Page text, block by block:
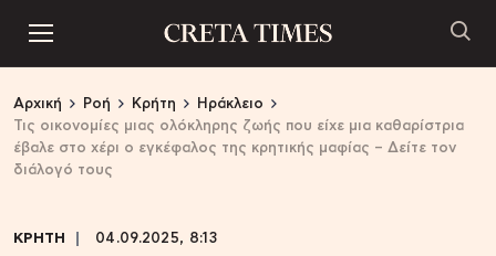
Αρχική Ροή Κρήτη
Ηράκλειο
Τις οικονομίες μιας ολόκληρης ζωής που είχε μια καθαρίστρια
έβαλε στο χέρι ο εγκέφαλος της κρητικής μαφίας – Δείτε τον
διάλογό τους
ΚΡΗΤΗ 04.09.2025, 8:13